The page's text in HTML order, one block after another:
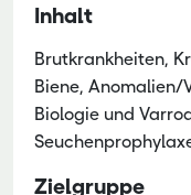
Inhalt
Brutkrankheiten,
Biene,
Biologie und
Zielgruppe